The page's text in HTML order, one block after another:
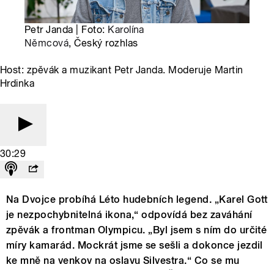
Petr Janda | Foto: Karolína
Němcová, Český rozhlas
Host: zpěvák a muzikant Petr Janda. Moderuje Martin
Hrdinka
30:29
Na Dvojce probíhá Léto hudebních legend. „Karel Gott
je nezpochybnitelná ikona,“ odpovídá bez zaváhání
zpěvák a frontman Olympicu. „Byl jsem s ním do určité
míry kamarád. Mockrát jsme se sešli a dokonce jezdil
ke mně na venkov na oslavu Silvestra.“ Co se mu